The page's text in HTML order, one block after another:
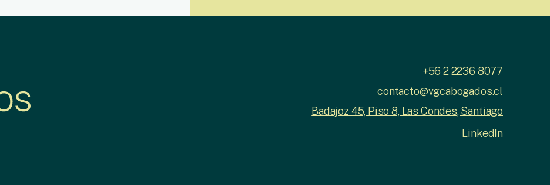
+56 2 2236 8077
contacto@vgcabogados.cl
Badajoz 45, Piso 8, Las Condes, Santiago
LinkedIn